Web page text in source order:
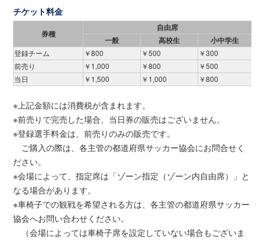
チケット料金
券種
自由席
一般
高校生 小中学生
登録チーム ￥800 ￥500
￥300
前売り
￥1,000 ￥800
￥500
当日
￥1,500 ￥1,000 ￥800
※上記金額には消費税が含まれます。
※前売りで完売した場合、当日券の販売はございません。
※登録選手料金は、前売りのみの販売です。
ご購入の際は、各主管の都道府県サッカー協会にお問合せく
ださい。
※会場によって、指定席は「ゾーン指定（ゾーン内自由席）」と
なる場合があります。
※車椅子での観戦を希望される方は、各主管の都道府県サッカー
協会へお問い合わせください。
（会場によっては車椅子席を設定していない場合もございま